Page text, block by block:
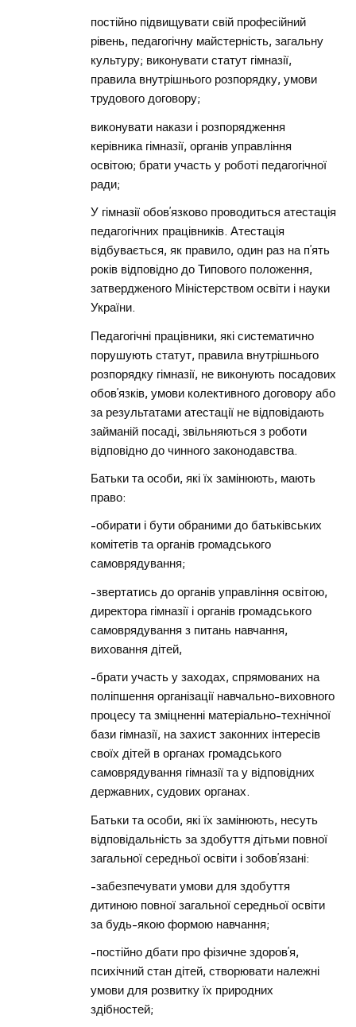
постійно підвищувати свій професійний
рівень, педагогічну майстерність, загальну
культуру; виконувати статут гімназії,
правила внутрішнього розпорядку, умови
трудового договору;
виконувати накази і розпорядження
керівника гімназії, органів управління
освітою; брати участь у роботі педагогічної
ради;
У гімназії обов’язково проводиться атестація
педагогічних працівників. Атестація
відбувається, як правило, один раз на п’ять
років відповідно до Типового положення,
затвердженого Міністерством освіти і науки
України.
Педагогічні працівники, які систематично
порушують статут, правила внутрішнього
розпорядку гімназії, не виконують посадових
обов’язків, умови колективного договору або
за результатами атестації не відповідають
займаній посаді, звільняються з роботи
відповідно до чинного законодавства.
Батьки та особи, які їх замінюють, мають
право:
-обирати і бути обраними до батьківських
комітетів та органів громадського
самоврядування;
-звертатись до органів управління освітою,
директора гімназії і органів громадського
самоврядування з питань навчання,
виховання дітей,
-брати участь у заходах, спрямованих на
поліпшення організації навчально-виховного
процесу та зміцненні матеріально-технічної
бази гімназії, на захист законних інтересів
своїх дітей в органах громадського
самоврядування гімназії та у відповідних
державних, судових органах.
Батьки та особи, які їх замінюють, несуть
відповідальність за здобуття дітьми повної
загальної середньої освіти і зобов’язані:
-забезпечувати умови для здобуття
дитиною повної загальної середньої освіти
за будь-якою формою навчання;
-постійно дбати про фізичне здоров’я,
психічний стан дітей, створювати належні
умови для розвитку їх природних
здібностей;